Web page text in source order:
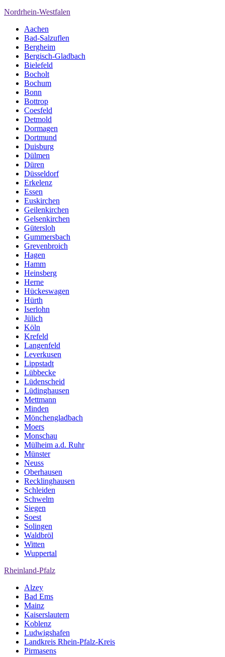
Nordrhein-Westfalen
Aachen
Bad-Salzuflen
Bergheim
Bergisch-Gladbach
Bielefeld
Bocholt
Bochum
Bonn
Bottrop
Coesfeld
Detmold
Dormagen
Dortmund
Duisburg
Dülmen
Düren
Düsseldorf
Erkelenz
Essen
Euskirchen
Geilenkirchen
Gelsenkirchen
Gütersloh
Gummersbach
Grevenbroich
Hagen
Hamm
Heinsberg
Herne
Hückeswagen
Hürth
Iserlohn
Jülich
Köln
Krefeld
Langenfeld
Leverkusen
Lippstadt
Lübbecke
Lüdenscheid
Lüdinghausen
Mettmann
Minden
Mönchengladbach
Moers
Monschau
Mülheim a.d. Ruhr
Münster
Neuss
Oberhausen
Recklinghausen
Schleiden
Schwelm
Siegen
Soest
Solingen
Waldbröl
Witten
Wuppertal
Rheinland-Pfalz
Alzey
Bad Ems
Mainz
Kaiserslautern
Koblenz
Ludwigshafen
Landkreis Rhein-Pfalz-Kreis
Pirmasens